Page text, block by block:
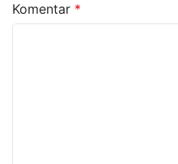
Komentar *